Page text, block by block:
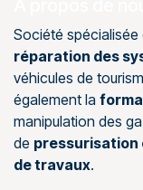
Société spécialisée
réparation des
véhicules de
également la
manipulation des
de pressurisation
de travaux.